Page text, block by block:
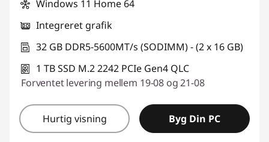
Windows 11 Home 64
Integreret grafik
32 GB DDR5-5600MT/s (SODIMM) - (2 x 16 GB)
1 TB SSD M.2 2242 PCIe Gen4 QLC
Forventet levering mellem 19-08 og 21-08
Hurtig visning Byg Din PC